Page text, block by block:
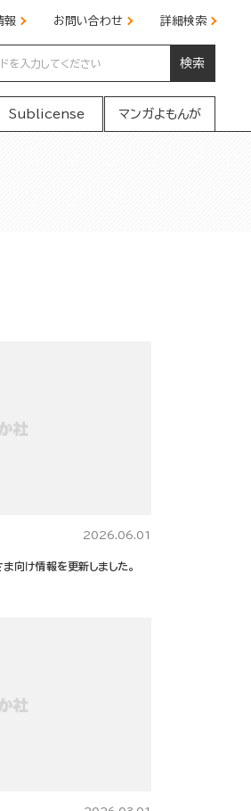
報 お問い合わせ 詳細検索
検索
Sublicense マンガよもんが
2026.06.01
向け情報を更新しました。